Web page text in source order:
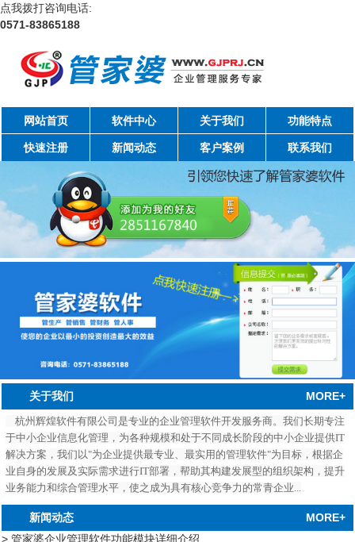
点我拨打咨询电话:
0571-83865188
网站首页 软件中心 关于我们 功能特点
快速注册 新闻动态 客户案例 联系我们
关于我们 MORE+
杭州辉煌软件有限公司是专业的企业管理软件开发服务商。我们长期专注
于中小企业信息化管理，为各种规模和处于不同成长阶段的中小企业提供IT
解决方案，我们以"为企业提供最专业、最实用的管理软件"为目标，根据企
业自身的发展及实际需求进行IT部署，帮助其构建发展型的组织架构，提升
业务能力和综合管理水平，使之成为具有核心竞争力的常青企业...
新闻动态
MORE+
> 管家婆企业管理软件功能模块详细介绍